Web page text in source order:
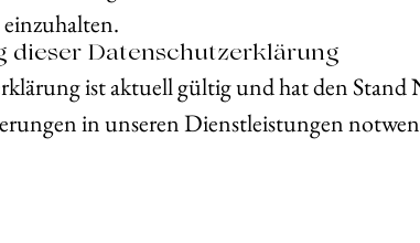
dieser Datenschutzerklärung
ist aktuell gültig und hat den
in unseren Dienstleistungen